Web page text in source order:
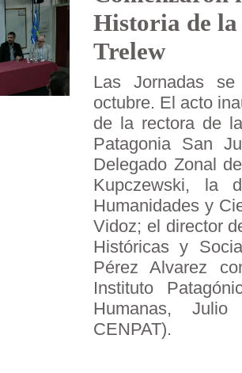
Historia de la
Trelew
Las Jornadas
octubre. El acto
de la rectora de
Patagonia San
Delegado Zonal
Kupczewski, la
Humanidades y
Vidoz; el director
Históricas y
Pérez Alvarez
Instituto
Humanas, Julio
CENPAT).